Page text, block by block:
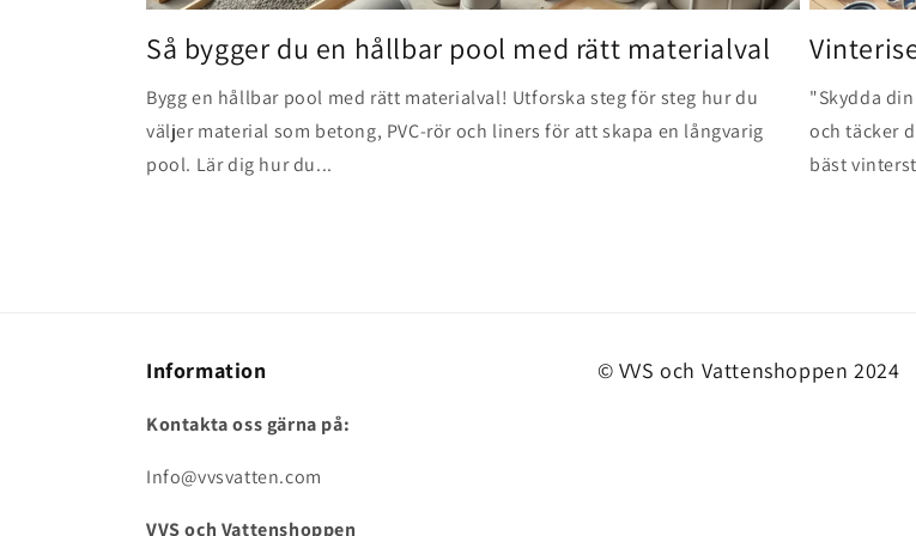
Så bygger du en hållbar pool med rätt materialval
Bygg en hållbar pool med rätt materialval! Utforska steg för steg hur du
väljer material som betong, PVC-rör och liners för att skapa en långvarig
pool. Lär dig hur du...
"Skydda
och täcker
bäst
Information
Kontakta oss gärna på:
Info@vvsvatten.com
VVS och Vattenshoppen
© VVS och Vattenshoppen 2024